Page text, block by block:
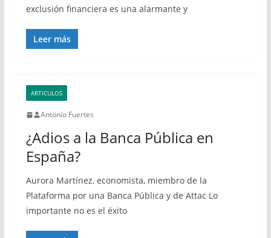
exclusión financiera es una alarmante y
Leer más
ARTICULOS
Antonio Fuertes
¿Adios a la Banca Pública en
España?
Aurora Martínez, economista, miembro de la
Plataforma por una Banca Pública y de Attac Lo
importante no es el éxito